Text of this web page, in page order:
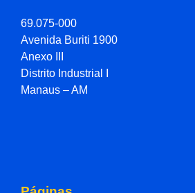
69.075-000
Avenida Buriti 1900
Anexo III
Distrito Industrial I
Manaus – AM